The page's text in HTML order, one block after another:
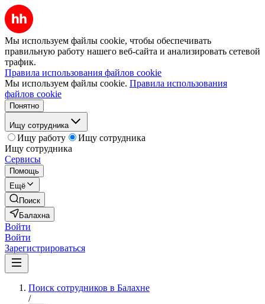
Мы используем файлы cookie, чтобы обеспечивать
правильную работу нашего веб-сайта и анализировать сетевой
трафик.
Правила использования файлов cookie
Мы используем файлы cookie. Правила использования
файлов cookie
Понятно
Ищу сотрудника
Ищу работу
Ищу сотрудника
Ищу сотрудника
Сервисы
Помощь
Ещё
Поиск
Балахна
Войти
Войти
Зарегистрироваться
Поиск сотрудников в Балахне
/